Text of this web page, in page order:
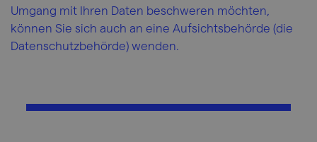
Umgang mit Ihren Daten beschweren möchten,
können Sie sich auch an eine Aufsichtsbehörde (die
Datenschutzbehörde) wenden.